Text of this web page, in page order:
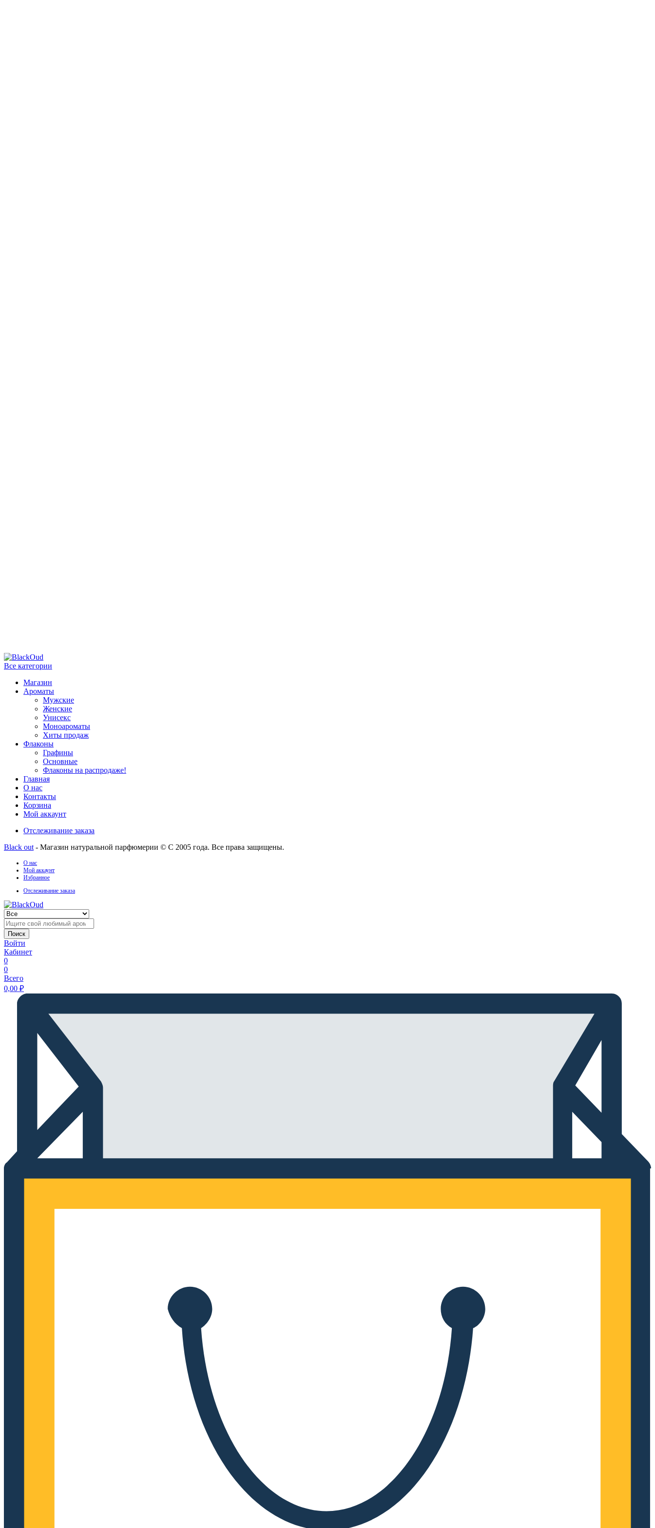
Все категории
Магазин
Ароматы
Мужские
Женские
Унисекс
Моноароматы
Хиты продаж
Флаконы
Графины
Основные
Флаконы на распродаже!
Главная
О нас
Контакты
Корзина
Мой аккаунт
Отслеживание заказа
Black out - Магазин натуральной парфюмерии © С 2005 года. Все права защищены.
О нас
Мой аккаунт
Избранное
Отслеживание заказа
Поиск
Войти
Кабинет
0
0
Всего
0,00 ₽